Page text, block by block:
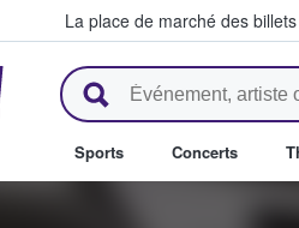
La place de marché des
StubHub - Où les
Sports Concerts